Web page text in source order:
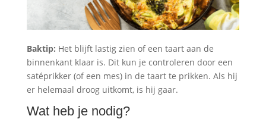
Baktip: Het blijft lastig zien of een taart aan de
binnenkant klaar is. Dit kun je controleren door een
satéprikker (of een mes) in de taart te prikken. Als hij
er helemaal droog uitkomt, is hij gaar.
Wat heb je nodig?